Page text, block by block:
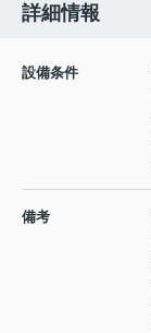
詳細情報
設備条件
備考